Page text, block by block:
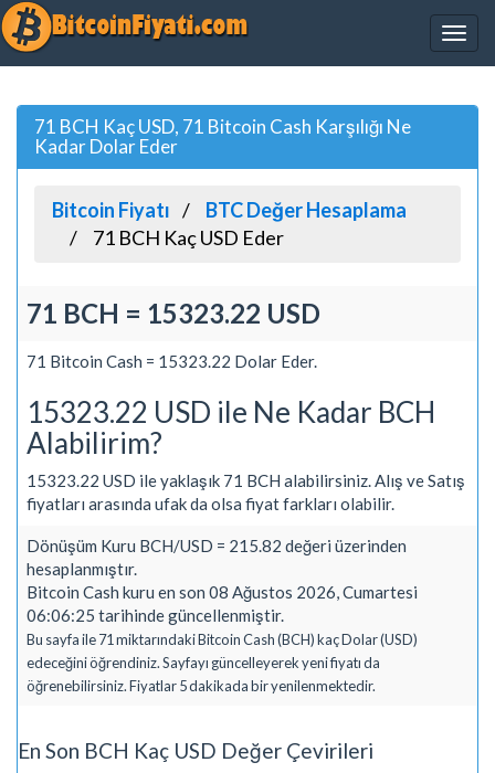
71 BCH Kaç USD, 71 Bitcoin Cash Karşılığı Ne
Kadar Dolar Eder
Bitcoin Fiyatı
BTC Değer Hesaplama
71 BCH Kaç USD Eder
71 BCH = 15323.22 USD
71 Bitcoin Cash = 15323.22 Dolar Eder.
15323.22 USD ile Ne Kadar BCH
Alabilirim?
15323.22 USD ile yaklaşık 71 BCH alabilirsiniz. Alış ve Satış
fiyatları arasında ufak da olsa fiyat farkları olabilir.
Dönüşüm Kuru BCH/USD = 215.82 değeri üzerinden
hesaplanmıştır.
Bitcoin Cash kuru en son 08 Ağustos 2026, Cumartesi
06:06:25 tarihinde güncellenmiştir.
Bu sayfa ile 71 miktarındaki Bitcoin Cash (BCH) kaç Dolar (USD)
edeceğini öğrendiniz. Sayfayı güncelleyerek yeni fiyatı da
öğrenebilirsiniz. Fiyatlar 5 dakikada bir yenilenmektedir.
En Son BCH Kaç USD Değer Çevirileri